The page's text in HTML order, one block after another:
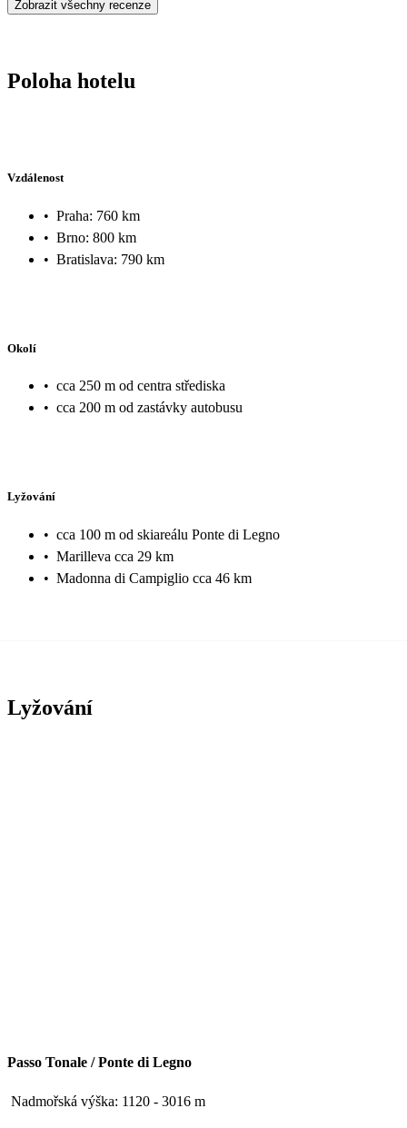
Zobrazit všechny recenze
Poloha hotelu
Vzdálenost
• Praha: 760 km
• Brno: 800 km
• Bratislava: 790 km
Okolí
• cca 250 m od centra střediska
• cca 200 m od zastávky autobusu
Lyžování
• cca 100 m od skiareálu Ponte di Legno
• Marilleva cca 29 km
• Madonna di Campiglio cca 46 km
Lyžování
Passo Tonale / Ponte di Legno
Nadmořská výška: 1120 - 3016 m